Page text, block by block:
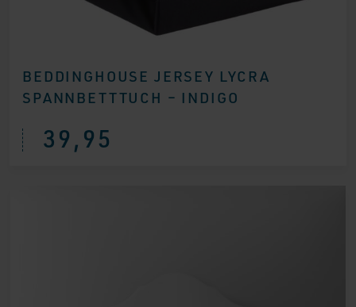
BEDDINGHOUSE JERSEY LYCRA
SPANNBETTTUCH – INDIGO
39,95